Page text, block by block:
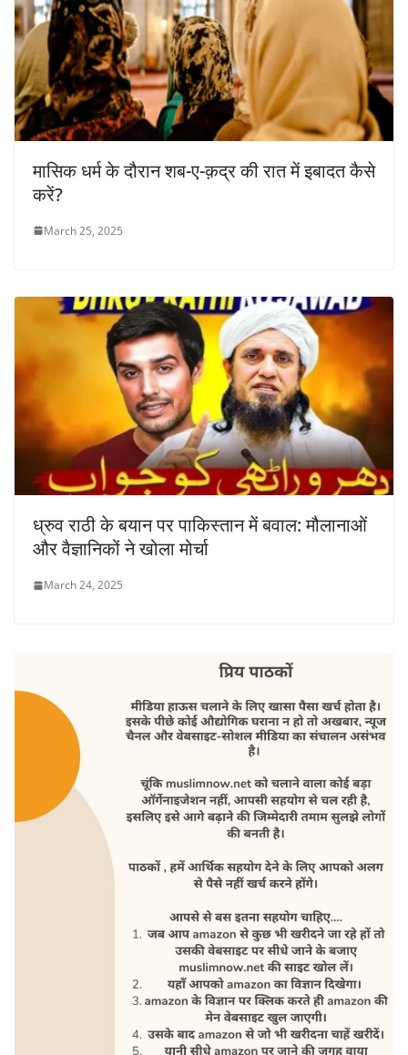
मासिक धर्म के दौरान शब-ए-क़द्र की रात में इबादत कैसे
करें?
March 25, 2025
ध्रुव राठी के बयान पर पाकिस्तान में बवाल: मौलानाओं
और वैज्ञानिकों ने खोला मोर्चा
March 24, 2025